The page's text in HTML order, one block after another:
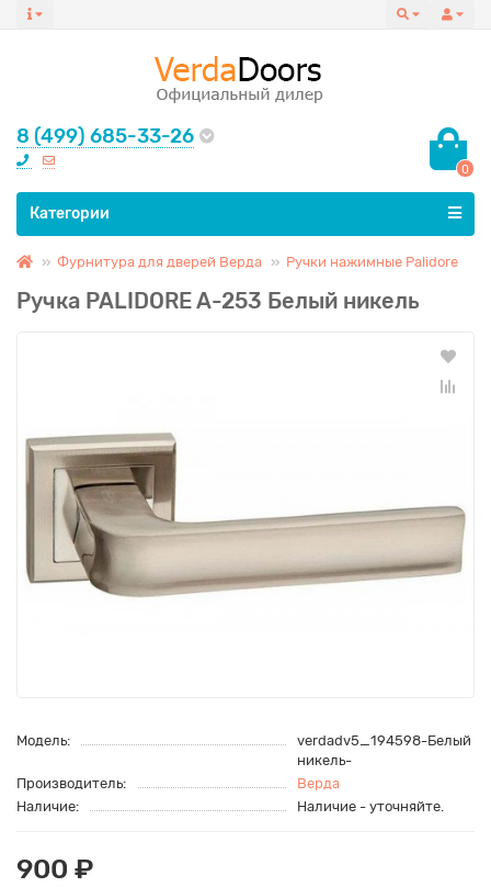
8 (499) 685-33-26
0
Все категории
Категории
Фурнитура для дверей Верда Ручки нажимные Palidore
Ручка PALIDORE A-253 Белый никель
Модель:
verdadv5_194598-Белый
никель-
Производитель:
Верда
Наличие:
Наличие - уточняйте.
900 ₽